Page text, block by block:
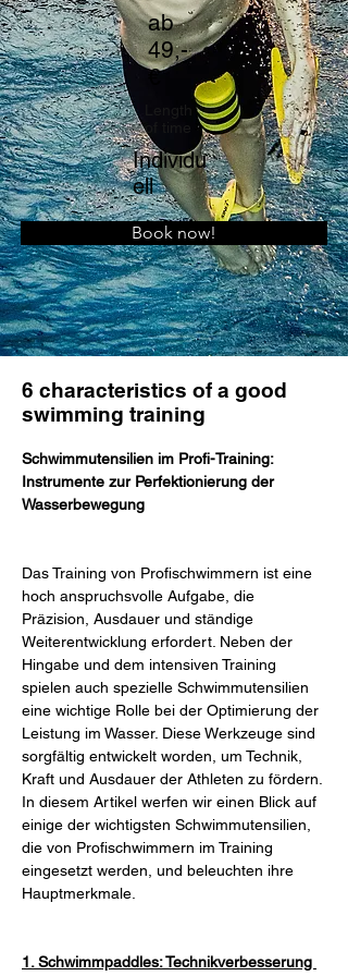
ab
49,-
€
of time
Individu
ell
Book now!
6 characteristics of a good
swimming training
Schwimmutensilien im Profi-Training:
Instrumente zur Perfektionierung der
Wasserbewegung
Das Training von Profischwimmern ist eine
hoch anspruchsvolle Aufgabe, die
Präzision, Ausdauer und ständige
Weiterentwicklung erfordert. Neben der
Hingabe und dem intensiven Training
spielen auch spezielle Schwimmutensilien
eine wichtige Rolle bei der Optimierung der
Leistung im Wasser. Diese Werkzeuge sind
sorgfältig entwickelt worden, um Technik,
Kraft und Ausdauer der Athleten zu fördern.
In diesem Artikel werfen wir einen Blick auf
einige der wichtigsten Schwimmutensilien,
die von Profischwimmern im Training
eingesetzt werden, und beleuchten ihre
Hauptmerkmale.
1. Schwimmpaddles: Technikverbesserung